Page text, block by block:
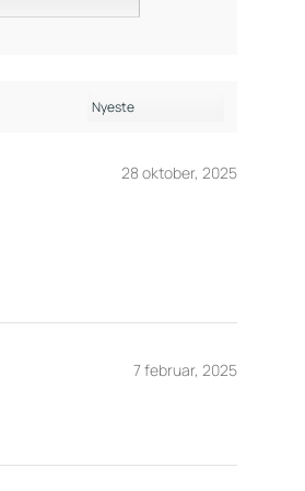
28 oktober, 2025
7 februar, 2025